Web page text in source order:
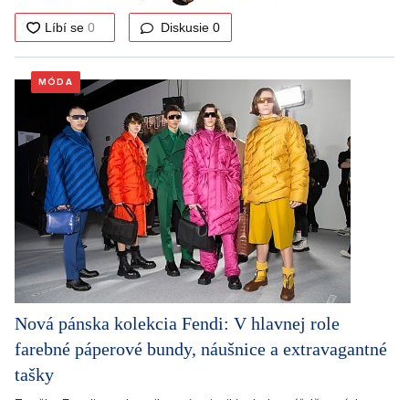
Diskusie 0
MÓDA
Nová pánska kolekcia Fendi: V hlavnej role
farebné páperové bundy, náušnice a extravagantné
tašky